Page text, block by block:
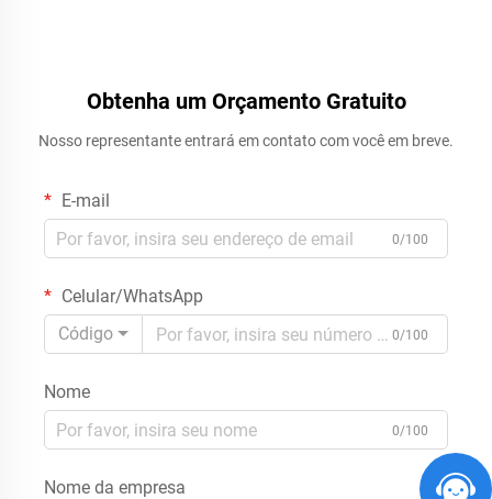
Obtenha um Orçamento Gratuito
Nosso representante entrará em contato com você em breve.
E-mail
0/100
Celular/WhatsApp
Código
0/100
Nome
0/100
Nome da empresa